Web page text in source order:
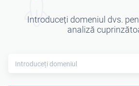
Introduceți domeniul dvs.
analiză